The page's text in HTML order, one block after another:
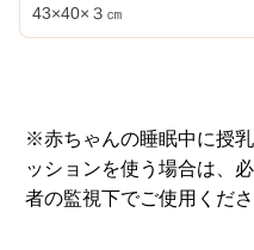
43×40×３㎝
※赤ちゃんの睡眠中に授
ッションを使う場合は、
者の監視下でご使用くださ